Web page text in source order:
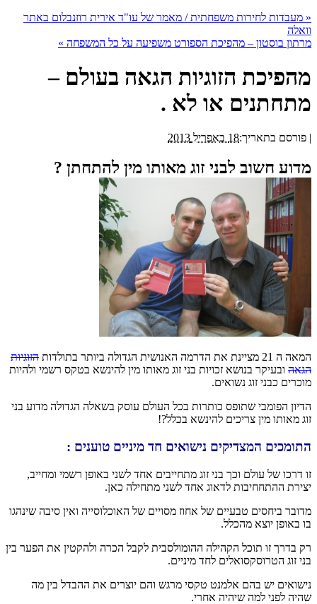
« מעבדות לחירות משפחתית / מאמר של עו"ד אירית רוזנבלום באתר
וואלה
מרתון בוסטון – מהפיכת הספורט משפיעה על כל המשפחה »
מהפיכת הזוגיות הגאה בעולם –
מתחתנים או לא .
| פורסם בתאריך:18 באפריל 2013
מדוע חשוב לבני זוג מאותו מין להתחתן ?
המאה ה 21 מציינת את הדרמה האנושית הגדולה ביותר בתולדות
הזוגיות
הגאה ובעיקר בנושא זכויות בני זוג מאותו מין להינשא בטקס רשמי ולהיות
מוכרים כבני זוג נשואים.
הדיון הפומבי שתופס כותרות בכל העולם עוסק בשאלה הגדולה מדוע בני
זוג מאותו מין צריכים להינשא בכלל?!
התומכים המצדיקים נישואים חד מיניים טוענים :
זו דרכו של עולם וכך בני זוג מתחייבים אחד לשני באופן רשמי ומחייב,
יצירת ההתחחיבות לדאוג אחד לשני מתחילה כאן.
מדובר ביחסים טבעיים של אחוז מסויים של האוכלוסייה ואין סיבה שינהגו
בו באופן יוצא מהכלל.
רק בדרך זו תוכל הקהילה ההומולסבית לקבל הכרה ולהקטין את הפער בין
בני זוג הטרוסקסואלים לחד מיניים.
נישואים יש בהם אלמנט טקסי מרגש והם יוצרים את ההבדל בין מה
שהיה לפני למה שיהיה אחרי.